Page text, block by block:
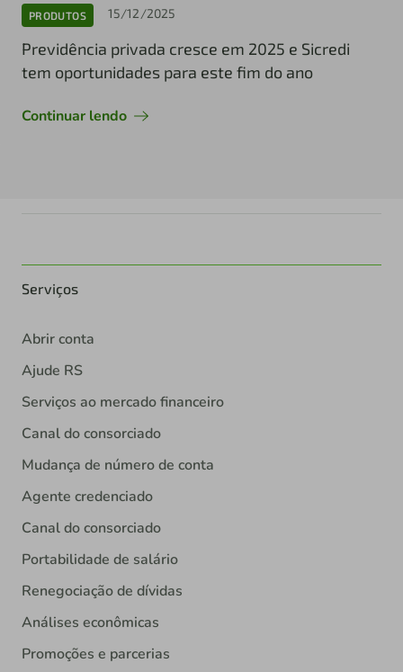
PRODUTOS 15/12/2025
Previdência privada cresce em 2025 e Sicredi
tem oportunidades para este fim do ano
Continuar lendo
Serviços
Abrir conta
Ajude RS
Serviços ao mercado financeiro
Canal do consorciado
Mudança de número de conta
Agente credenciado
Canal do consorciado
Portabilidade de salário
Renegociação de dívidas
Análises econômicas
Promoções e parcerias